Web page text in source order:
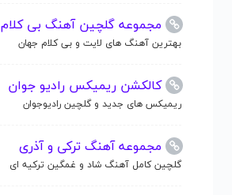
مجموعه گلچین آهنگ بی کلام
بهترین آهنگ های لایت و بی کلام جهان
کالکشن ریمیکس رادیو جوان
ریمیکس های جدید و گلچین رادیوجوان
مجموعه آهنگ ترکی و آذری
گلچین کامل آهنگ شاد و غمگین ترکیه ای